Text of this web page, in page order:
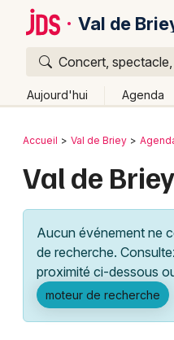
Val de
Concert,
Aujourd'hui Agenda
Publier un
Grands événements
Activité & Expérience
Manifestations
Bordeaux
Lille
Lyon
Marseille
Retour
Accueil Val de Briey
Val de
Aucun événement ne
de recherche.
proximité ci-dessous
moteur de recherche
Quoi ?
Où ?
Lorraine
Partout Près
Quand ?